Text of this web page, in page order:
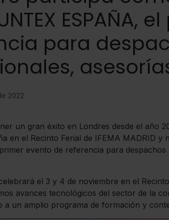
ESPAÑA,
para
2022
un gran éxito en Londres desde el año
en el Recinto Ferial de IFEMA MADRID y
evento de referencia para
el 3 y 4 de noviembre en el
avances tecnológicos del sector de la
a un amplio programa de formación y